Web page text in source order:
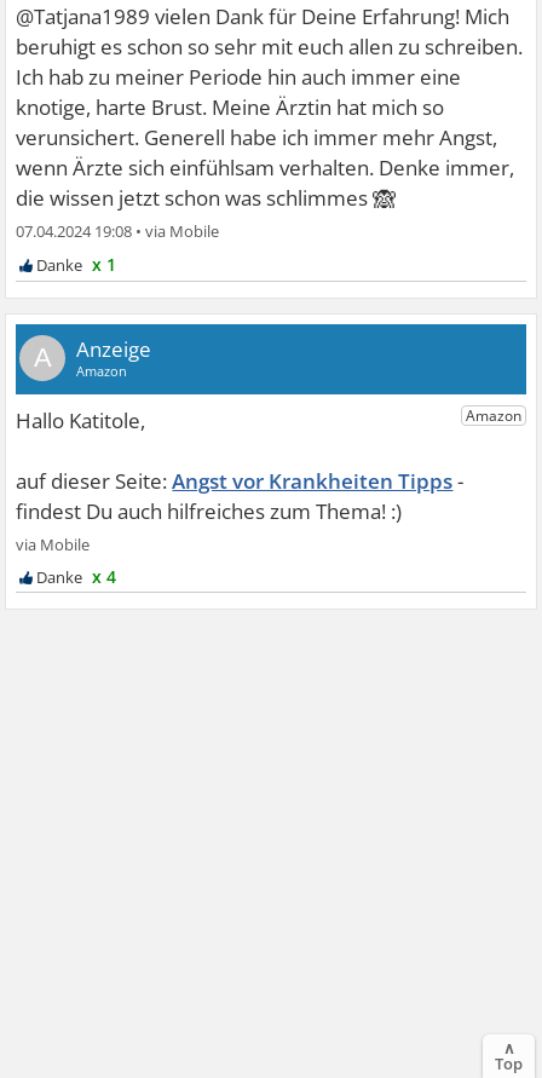
@Tatjana1989 vielen Dank für Deine Erfahrung! Mich
beruhigt es schon so sehr mit euch allen zu schreiben.
Ich hab zu meiner Periode hin auch immer eine
knotige, harte Brust. Meine Ärztin hat mich so
verunsichert. Generell habe ich immer mehr Angst,
wenn Ärzte sich einfühlsam verhalten. Denke immer,
die wissen jetzt schon was schlimmes🙈
07.04.2024 19:08 •
x 1
A
Angst vor Krankheiten Tipps
x 4
∧
Top